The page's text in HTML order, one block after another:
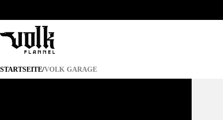
STARTSEITE/VOLK GARAGE
VOLK GARAGE